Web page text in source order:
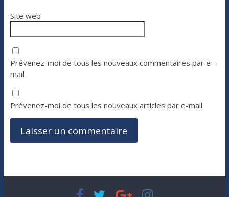
Site web
Prévenez-moi de tous les nouveaux commentaires par e-
mail.
Prévenez-moi de tous les nouveaux articles par e-mail.